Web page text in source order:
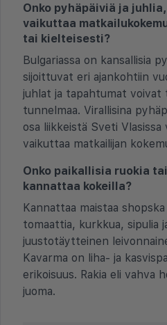
Onko pyhäpäiviä ja
vaikuttaa
tai kielteisesti?
Bulgariassa on kansallisia
sijoittuvat eri ajankohtiin
juhlat ja tapahtumat voivat
tunnelmaa. Virallisina
osa liikkeistä Sveti Vlasissa
vaikuttaa matkailijan
Onko paikallisia ruokia
kannattaa kokeilla?
Kannattaa maistaa
tomaattia, kurkkua, sipulia
juustotäytteinen
Kavarma on liha- ja
erikoisuus. Rakia eli vahva
juoma.